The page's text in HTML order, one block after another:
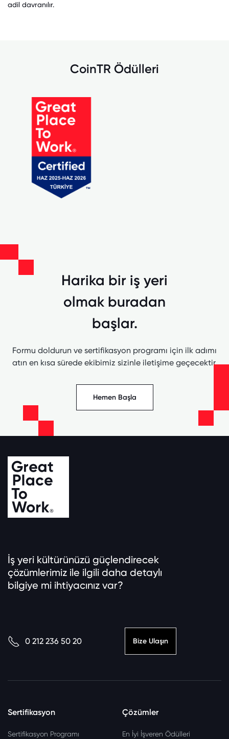
adil davranılır.
CoinTR Ödülleri
Harika bir iş yeri
olmak buradan
başlar.
Formu doldurun ve sertifikasyon programı için ilk adımı
atın en kısa sürede ekibimiz sizinle iletişime geçecektir.
Hemen Başla
İş yeri kültürünüzü güçlendirecek
çözümlerimiz ile ilgili daha detaylı
bilgiye mi ihtiyacınız var?
0 212 236 50 20 Bize Ulaşın
Sertifikasyon
Sertifikasyon Programı
Çözümler
En İyi İşveren Ödülleri